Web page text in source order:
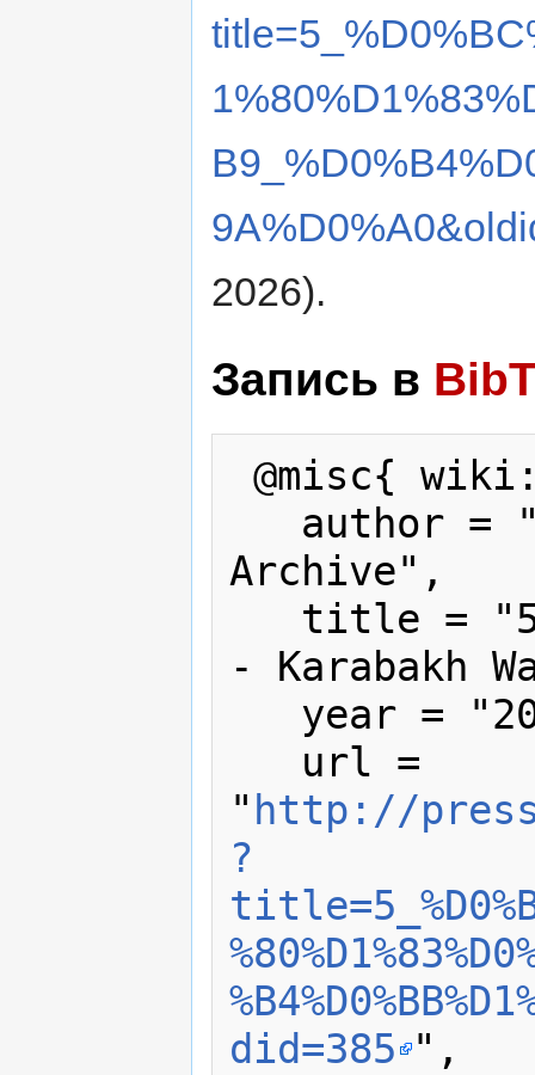
2026).
Запись в
Archive",
- Karabakh
" http://
?
did=385 ",